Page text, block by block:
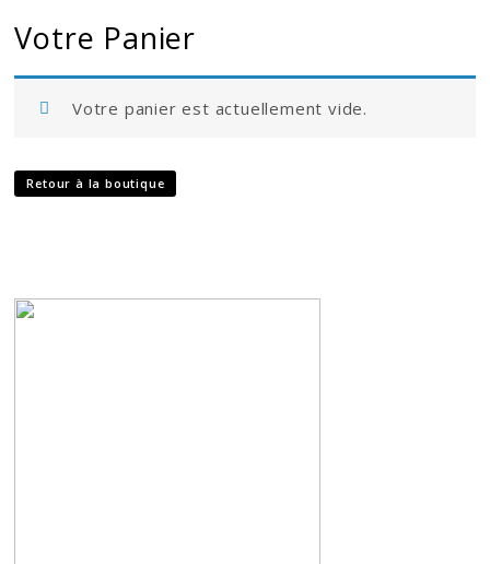
Votre Panier
Votre panier est actuellement vide.
Retour à la boutique